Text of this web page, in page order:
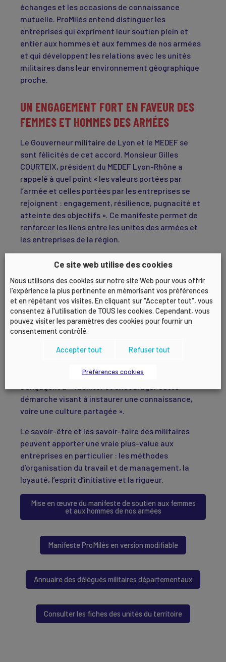
échanges et les occasions de connaissance
mutuelle. ProMilès entend distinguer les
entreprises qui expriment leur soutien plein et
entier aux hommes et aux femmes de nos armées
et qui développent les relations avec les unités
militaires dans leur environnement géographique
proche.
UN ENGAGEMENT FORT EN FAVEUR DES
FEMMES ET HOMMES DES ARMÉES
Le Gouverneur militaire de Lyon et le MEDEF se
sont félicités de cet accord. Monsieur Gilles
COURTEIX, président du MEDEF Lyon-Rhône a
rappelé à quel point « les valeurs portées par
l’armée et celles portées par les entreprises se
rejoignent : engagement, résilience, pugnacité et
atteinte des objectifs ». Ce manifeste permet de
renforcer les liens entre les unités des armées et
les entreprises de la région.
UNE MISE EN ŒUVRE OPÉRATIONNELLE
ET ACCESSIBLE
ProMilès se réalise par des actions concrètes. Les
entreprises qui y souscrivent devront s’engager
dans différents domaines : l’acculturation des
opérationnelle et citoyenne, le recrutement
de blessés… De leur côté, les forces armées
s’engagent à « faciliter et encourager cette
démarche visant à instaurer une connaissance,
voire une culture partagée ».
Le savoir-être et les savoir-faire des militaires
peuvent apporter une vraie plus-value aux
entreprises en particulier : les méthodes
d’organisation du travail et de management, la
loyauté, l’esprit d’initiative et la rigueur.
Mise en œuvre du manifeste de soutien aux femmes
et aux hommes de nos armées
Manifeste ProMilès en version modifiable
Annuaire des délégués militaires départementaux
Consulter les fiches des unités du territoire
Ce site web utilise des cookies
Nous utilisons des cookies sur notre site Web pour vous offrir
l'expérience la plus pertinente en mémorisant vos préférences
et en répétant vos visites. En cliquant sur "Accepter tout", vous
consentez à l'utilisation de TOUS les cookies. Cependant, vous
pouvez visiter les paramètres des cookies pour fournir un
consentement contrôlé.
Accepter tout Refuser tout
Préférences cookies